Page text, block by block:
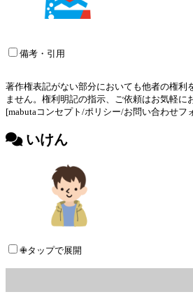
備考・引用
著作権表記がない部分においても他者の権利
ません。権利明記の指示、ご依頼はお気軽に
[mabutaコンセプト/ポリシー/お問い合わせフ
いけん
✙タップで展開